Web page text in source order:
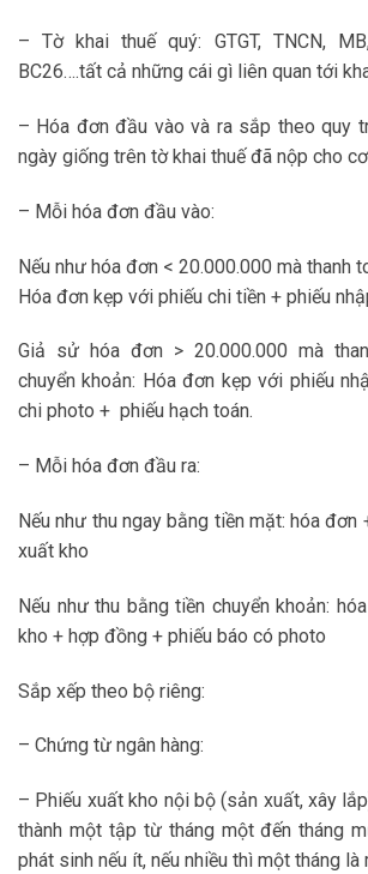
– Tờ khai thuế quý: GTGT, TNCN,
BC26….tất cả những cái gì liên quan tới
– Hóa đơn đầu vào và ra sắp theo quy
ngày giống trên tờ khai thuế đã nộp cho
– Mỗi hóa đơn đầu vào:
Nếu như hóa đơn < 20.000.000 mà thanh
Hóa đơn kẹp với phiếu chi tiền + phiếu
Giả sử hóa đơn > 20.000.000 mà
chuyển khoản: Hóa đơn kẹp với phiếu
chi photo + phiếu hạch toán.
– Mỗi hóa đơn đầu ra:
Nếu như thu ngay bằng tiền mặt: hóa đơn
xuất kho
Nếu như thu bằng tiền chuyển khoản:
kho + hợp đồng + phiếu báo có photo
Sắp xếp theo bộ riêng:
– Chứng từ ngân hàng:
– Phiếu xuất kho nội bộ (sản xuất, xây
thành một tập từ tháng một đến tháng
phát sinh nếu ít, nếu nhiều thì một tháng là